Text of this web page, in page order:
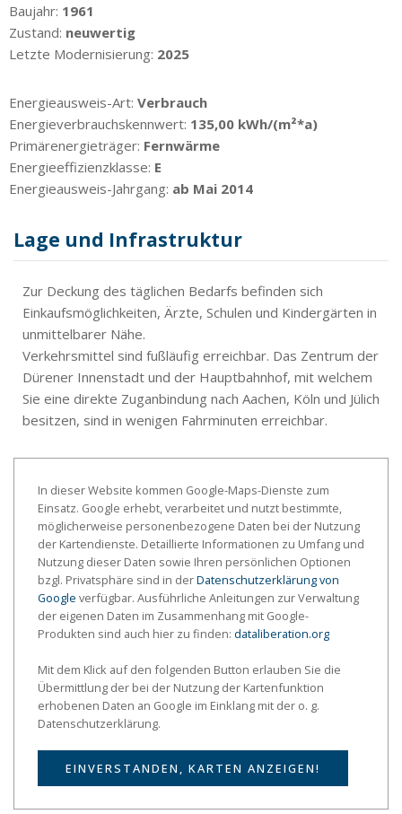
Baujahr: 1961
Zustand: neuwertig
Letzte Modernisierung: 2025
Energieausweis-Art: Verbrauch
Energieverbrauchskennwert: 135,00 kWh/(m²*a)
Primärenergieträger: Fernwärme
Energieeffizienzklasse: E
Energieausweis-Jahrgang: ab Mai 2014
Lage und Infrastruktur
Zur Deckung des täglichen Bedarfs befinden sich
Einkaufsmöglichkeiten, Ärzte, Schulen und Kindergärten in
unmittelbarer Nähe.
Verkehrsmittel sind fußläufig erreichbar. Das Zentrum der
Dürener Innenstadt und der Hauptbahnhof, mit welchem
Sie eine direkte Zuganbindung nach Aachen, Köln und Jülich
besitzen, sind in wenigen Fahrminuten erreichbar.
In dieser Website kommen Google-Maps-Dienste zum
Einsatz. Google erhebt, verarbeitet und nutzt bestimmte,
möglicherweise personenbezogene Daten bei der Nutzung
der Kartendienste. Detaillierte Informationen zu Umfang und
Nutzung dieser Daten sowie Ihren persönlichen Optionen
bzgl. Privatsphäre sind in derDatenschutzerklärung von
Google verfügbar. Ausführliche Anleitungen zur Verwaltung
der eigenen Daten im Zusammenhang mit Google-
Produkten sind auch hier zu finden: dataliberation.org
Mit dem Klick auf den folgenden Button erlauben Sie die
Übermittlung der bei der Nutzung der Kartenfunktion
erhobenen Daten an Google im Einklang mit der o. g.
Datenschutzerklärung.
EINVERSTANDEN, KARTEN ANZEIGEN!